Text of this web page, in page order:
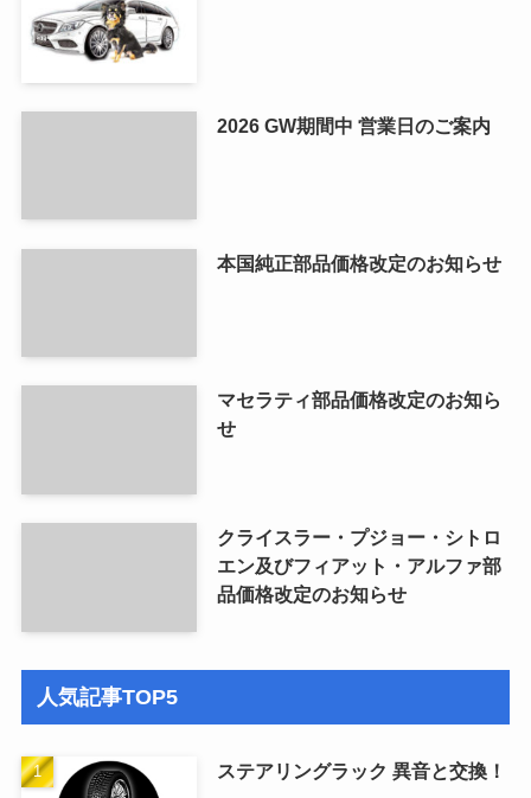
2026 GW期間中 営業日のご案内
本国純正部品価格改定のお知らせ
マセラティ部品価格改定のお知ら
せ
クライスラー・プジョー・シトロ
エン及びフィアット・アルファ部
品価格改定のお知らせ
人気記事TOP5
ステアリングラック 異音と交換！